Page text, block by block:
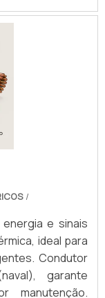
/
energia e sinais
ideal para
Condutor
garante
manutenção.